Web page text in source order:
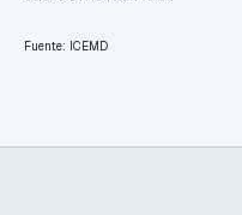
Fuente: ICEMD